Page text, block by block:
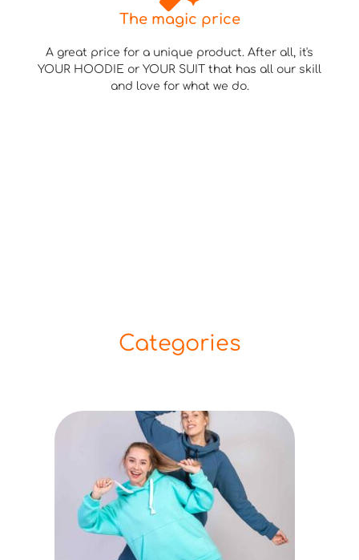
The magic price
A great price for a unique product. After all, it's
YOUR HOODIE or YOUR SUIT that has all our skill
and love for what we do.
Categories